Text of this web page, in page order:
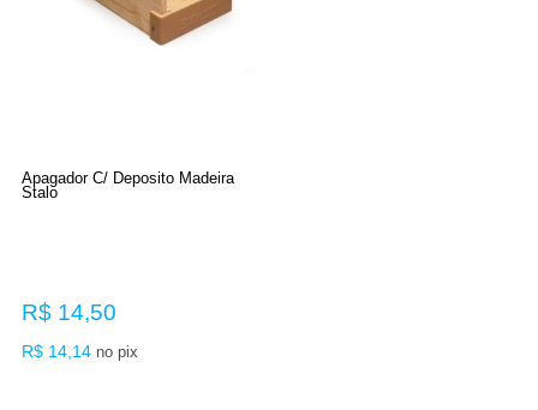
Apagador C/ Deposito Madeira
Stalo
R$ 14,50
R$ 14,14 no pix